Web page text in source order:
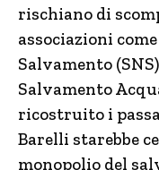
rischiano di
associazioni
Salvamento
Salvamento
ricostruito i
Barelli starebbe
monopolio del